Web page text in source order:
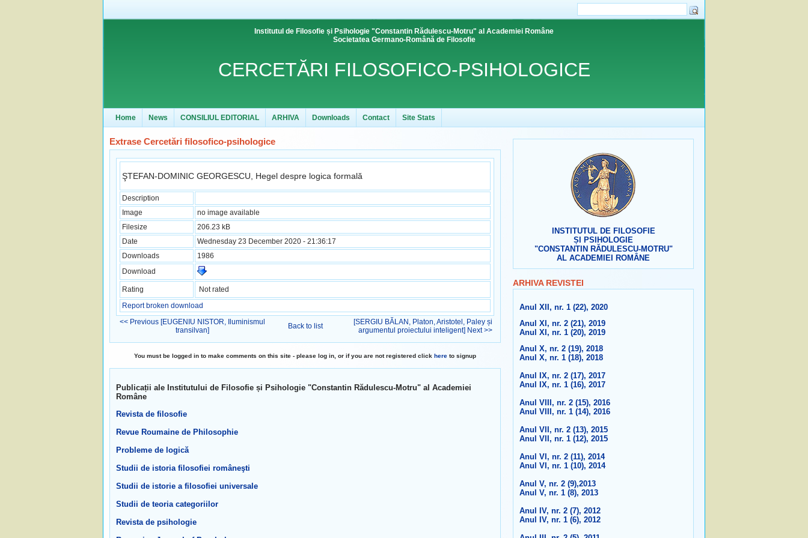
Institutul de Filosofie și Psihologie "Constantin Rădulescu-Motru" al Academiei Române
Societatea Germano-Română de Filosofie
CERCETĂRI FILOSOFICO-PSIHOLOGICE
Home News CONSILIUL EDITORIAL ARHIVA Downloads Contact Site Stats
Extrase Cercetări filosofico-psihologice
ŞTEFAN-DOMINIC GEORGESCU, Hegel despre logica formală
Description
Image
no image available
Filesize
206.23 kB
Date
Wednesday 23 December 2020 - 21:36:17
Downloads
1986
Download
Rating
Not rated
Report broken download
<< Previous [EUGENIU NISTOR, Iluminismul
transilvan]
Back to list
[SERGIU BĂLAN, Platon, Aristotel, Paley și
argumentul proiectului inteligent] Next >>
You must be logged in to make comments on this site - please log in, or if you are not registered click here to signup
Publicații ale Institutului de Filosofie și Psihologie "Constantin Rădulescu-Motru" al Academiei
Române
Revista de filosofie
Revue Roumaine de Philosophie
Probleme de logică
Studii de istoria filosofiei româneşti
Studii de istorie a filosofiei universale
Studii de teoria categoriilor
Revista de psihologie
INSTITUTUL DE FILOSOFIE
ȘI PSIHOLOGIE
"CONSTANTIN RĂDULESCU-MOTRU"
AL ACADEMIEI ROMÂNE
ARHIVA REVISTEI
Anul XII, nr. 1 (22), 2020
Anul XI, nr. 2 (21), 2019
Anul XI, nr. 1 (20), 2019
Anul X, nr. 2 (19), 2018
Anul X, nr. 1 (18), 2018
Anul IX, nr. 2 (17), 2017
Anul IX, nr. 1 (16), 2017
Anul VIII, nr. 2 (15), 2016
Anul VIII, nr. 1 (14), 2016
Anul VII, nr. 2 (13), 2015
Anul VII, nr. 1 (12), 2015
Anul VI, nr. 2 (11), 2014
Anul VI, nr. 1 (10), 2014
Anul V, nr. 2 (9),2013
Anul V, nr. 1 (8), 2013
Anul IV, nr. 2 (7), 2012
Anul IV, nr. 1 (6), 2012